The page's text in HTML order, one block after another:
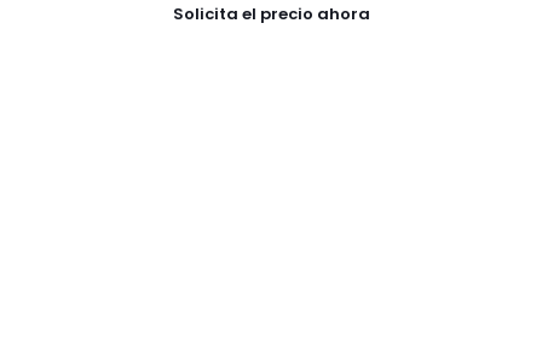
Solicita el precio ahora